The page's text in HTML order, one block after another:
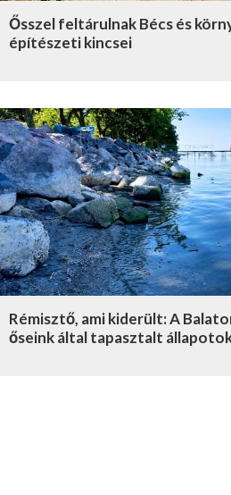
Ősszel feltárulnak Bécs és
építészeti kincsei
Rémisztő, ami kiderült: A
őseink által tapasztalt